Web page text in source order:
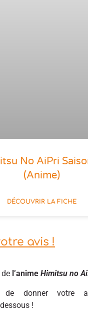
No AiPri
(anime)
DÉCOUVRIR LA FICHE
avis !
l’anime Himitsu no
donner votre
!